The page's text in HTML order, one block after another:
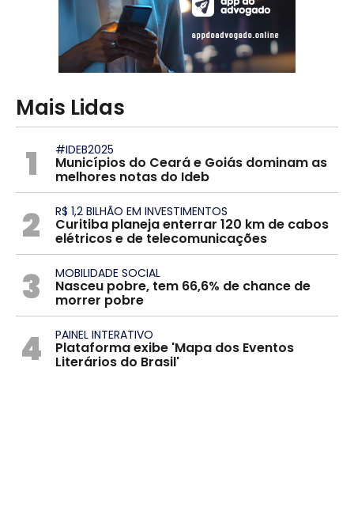
Mais Lidas
1 #IDEB2025
Municípios do Ceará e Goiás dominam as
melhores notas do Ideb
2 R$ 1,2 BILHÃO EM INVESTIMENTOS
Curitiba planeja enterrar 120 km de cabos
elétricos e de telecomunicações
3 MOBILIDADE SOCIAL
Nasceu pobre, tem 66,6% de chance de
morrer pobre
4 PAINEL INTERATIVO
Plataforma exibe 'Mapa dos Eventos
Literários do Brasil'